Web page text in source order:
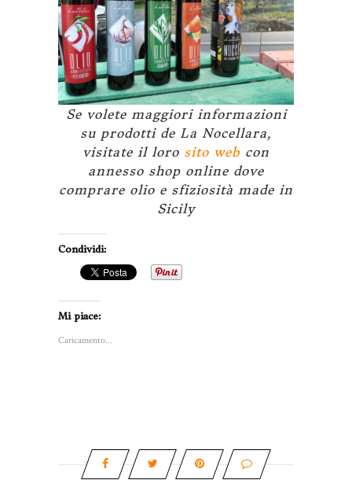
Se volete maggiori informazioni
su prodotti de La Nocellara,
visitate il loro sito web con
annesso shop online dove
comprare olio e sfiziosità made in
Sicily
Condividi:
Mi piace:
Caricamento...